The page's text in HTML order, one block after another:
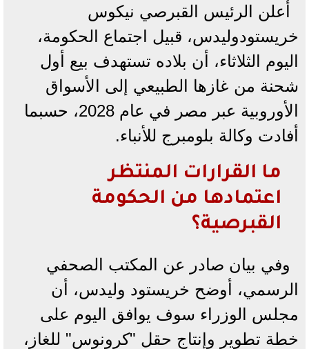
أعلن الرئيس القبرصي نيكوس
خريستودولیدس، قبيل اجتماع الحكومة،
اليوم الثلاثاء، أن بلاده تستهدف بيع أول
شحنة من غازها الطبيعي إلى الأسواق
الأوروبية عبر مصر في عام 2028، حسبما
أفادت وكالة بلومبرج للأنباء.
ما القرارات المنتظر
اعتمادها من الحكومة
القبرصية؟
وفي بيان صادر عن المكتب الصحفي
الرسمي، أوضح خريستود وليدس، أن
مجلس الوزراء سوف يوافق اليوم على
خطة تطوير وإنتاج حقل "كرونوس" للغاز،